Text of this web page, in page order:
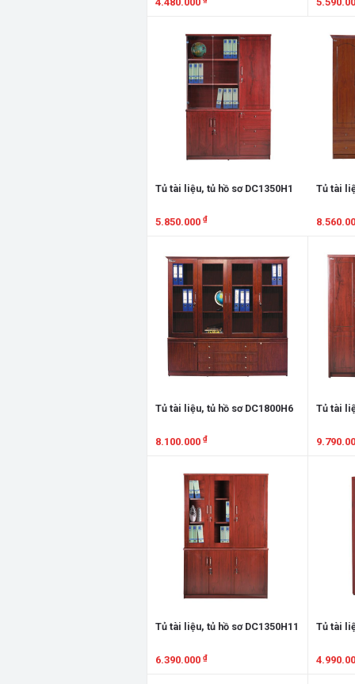
Tủ tài liệu, tủ hồ sơ DC1350H1
5.850.000 ₫
Tủ tài
Tủ tài liệu, tủ hồ sơ DC1800H6
8.100.000 ₫
Tủ tài
Tủ tài liệu, tủ hồ sơ DC1350H11
6.390.000 ₫
Tủ tài